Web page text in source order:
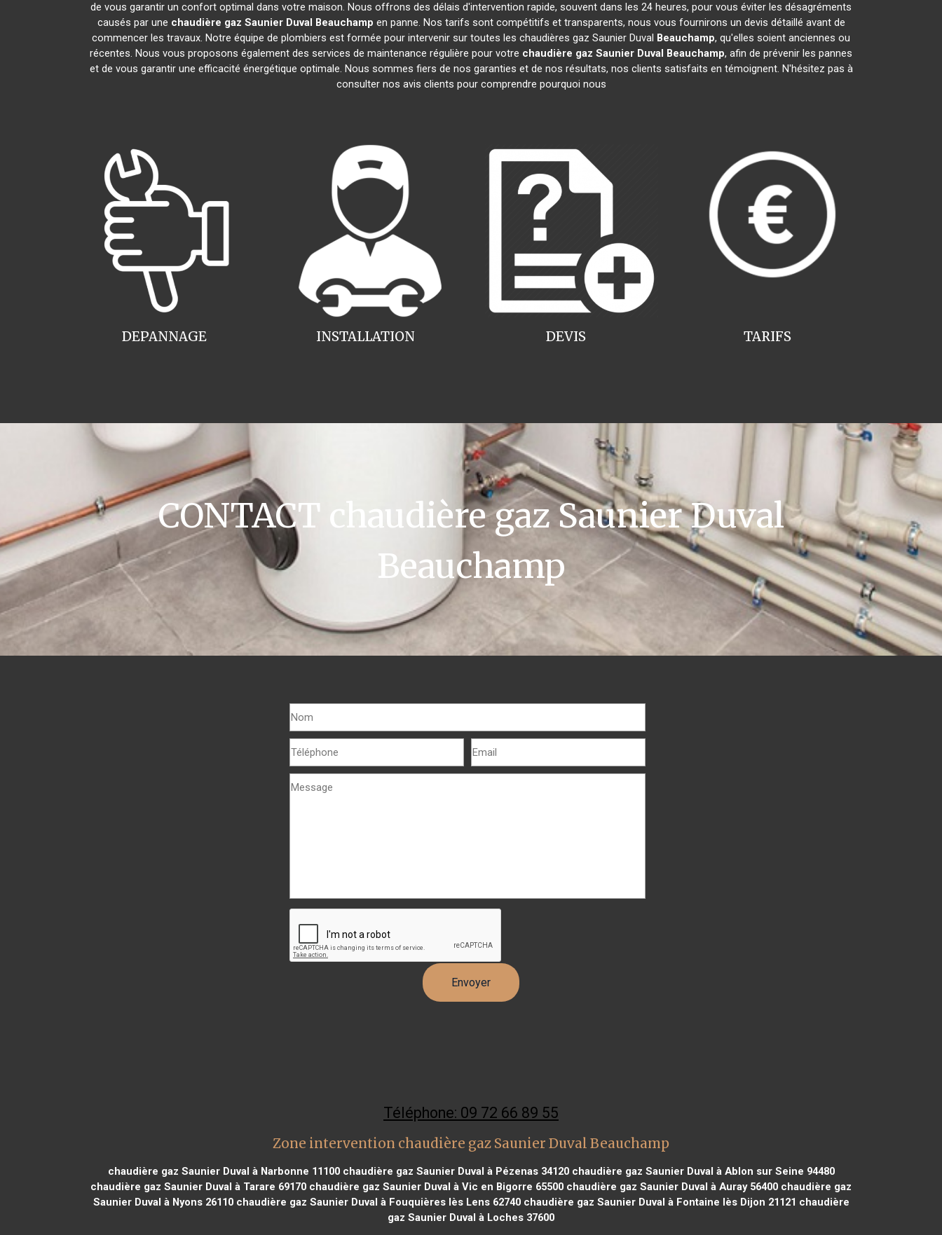
de vous garantir un confort optimal dans votre maison. Nous offrons des délais d'intervention rapide, souvent dans les 24 heures, pour vous éviter les désagréments
causés par une chaudière gaz Saunier Duval Beauchamp en panne. Nos tarifs sont compétitifs et transparents, nous vous fournirons un devis détaillé avant de
commencer les travaux. Notre équipe de plombiers est formée pour intervenir sur toutes les chaudières gaz Saunier Duval Beauchamp, qu'elles soient anciennes ou
récentes. Nous vous proposons également des services de maintenance régulière pour votre chaudière gaz Saunier Duval Beauchamp, afin de prévenir les pannes
et de vous garantir une efficacité énergétique optimale. Nous sommes fiers de nos garanties et de nos résultats, nos clients satisfaits en témoignent. N'hésitez pas à
consulter nos avis clients pour comprendre pourquoi nous
INSTALLATION
DEPANNAGE TARIFS
DEVIS
CONTACT chaudière gaz Saunier Duval
Beauchamp
Téléphone: 09 72 66 89 55
Zone intervention chaudière gaz Saunier Duval Beauchamp
chaudière gaz Saunier Duval à Narbonne 11100chaudière gaz Saunier Duval à Pézenas 34120chaudière gaz Saunier Duval à Ablon sur Seine 94480
chaudière gaz Saunier Duval à Tarare 69170 chaudière gaz Saunier Duval à Vic en Bigorre 65500 chaudière gaz Saunier Duval à Auray 56400 chaudière gaz
Saunier Duval à Nyons 26110chaudière gaz Saunier Duval à Fouquières lès Lens 62740chaudière gaz Saunier Duval à Fontaine lès Dijon 21121 chaudière
gaz Saunier Duval à Loches 37600